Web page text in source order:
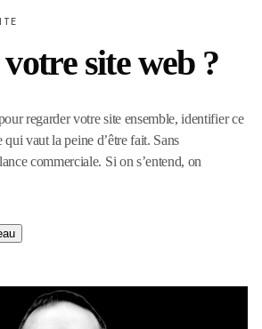
site web ?
regarder votre site ensemble, identifier ce
vaut la peine d’être fait. Sans
commerciale. Si on s’entend, on